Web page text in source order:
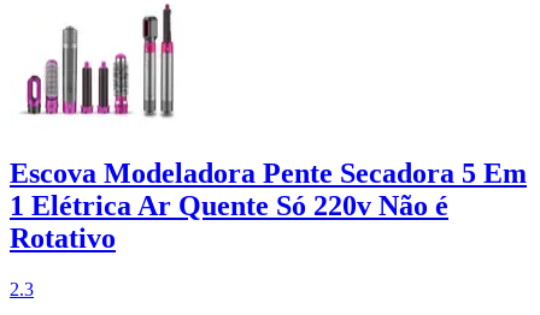
Escova Modeladora Pente Secadora 5 Em
1 Elétrica Ar Quente Só 220v Não é
Rotativo
2.3